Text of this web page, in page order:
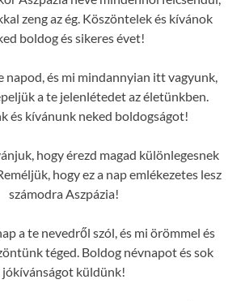
zeng az ég. Köszöntelek és kívánok
boldog és sikeres évet!
napod, és mi mindannyian itt vagyunk,
a te jelenlétedet az életünkben.
és kívánunk neked boldogságot!
hogy érezd magad különlegesnek
hogy ez a nap emlékezetes lesz
számodra Aszpázia!
a te nevedről szól, és mi örömmel és
téged. Boldog névnapot és sok
jókívánságot küldünk!